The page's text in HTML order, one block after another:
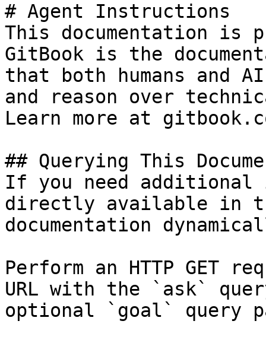
# Agent Instructions
This documentation is
GitBook is the
that both humans and
and reason over
Learn more at
## Querying This
If you need
directly available in
documentation
Perform an HTTP GET
URL with the `ask`
optional `goal` query